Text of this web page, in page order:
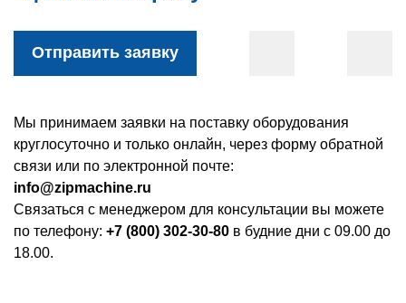
Отправить заявку
Мы принимаем заявки на поставку оборудования
круглосуточно и только онлайн, через форму обратной
связи или по электронной почте:
info@zipmachine.ru
Связаться с менеджером для консультации вы можете
по телефону: +7 (800) 302-30-80 в будние дни с 09.00 до
18.00.